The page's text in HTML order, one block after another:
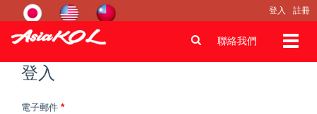
登入 註冊
聯絡我們
登入
電子郵件 *